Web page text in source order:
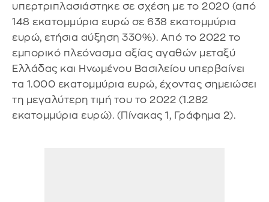
υπερτριπλασιάστηκε σε σχέση με το 2020 (από
148 εκατομμύρια ευρώ σε 638 εκατομμύρια
ευρώ, ετήσια αύξηση 330%). Από το 2022 το
εμπορικό πλεόνασμα αξίας αγαθών μεταξύ
Ελλάδας και Ηνωμένου Βασιλείου υπερβαίνει
τα 1.000 εκατομμύρια ευρώ, έχοντας σημειώσει
τη μεγαλύτερη τιμή του το 2022 (1.282
εκατομμύρια ευρώ). (Πίνακας 1, Γράφημα 2).